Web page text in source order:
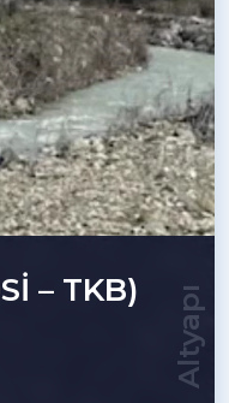
Altyapı
– TKB)